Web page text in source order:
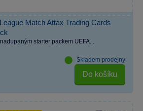
Match Attax Trading Cards
starter packem UEFA...
Skladem prodejny
Do košíku